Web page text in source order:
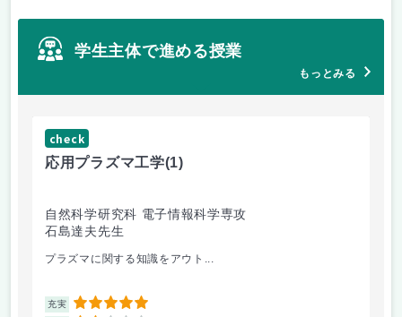
学生主体で進める授業
もっとみる
check
応用プラズマ工学(1)
自然科学研究科 電子情報科学専攻
石島達夫先生
プラズマに関する知識をアウト...
充実 5